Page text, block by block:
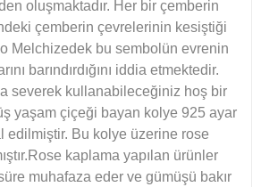
oluşmaktadır. Her bir çemberin
çemberin çevrelerinin kesiştiği
Melchizedek bu sembolün evrenin
barındırdığını iddia etmektedir.
severek kullanabileceğiniz hoş bir
yaşam çiçeği bayan kolye 925 ayar
edilmiştir. Bu kolye üzerine rose
kaplama yapılan ürünler
muhafaza eder ve gümüşü bakır